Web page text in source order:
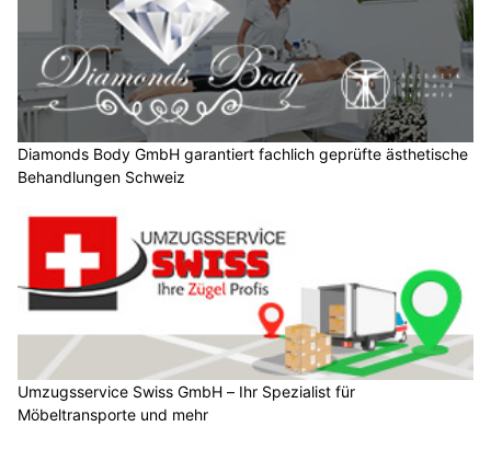
Diamonds Body GmbH garantiert fachlich geprüfte ästhetische
Behandlungen Schweiz
Umzugsservice Swiss GmbH – Ihr Spezialist für
Möbeltransporte und mehr